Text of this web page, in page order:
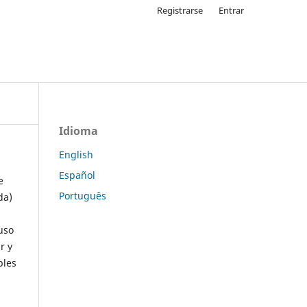
Registrarse Entrar
y
Idioma
English
Español
Português